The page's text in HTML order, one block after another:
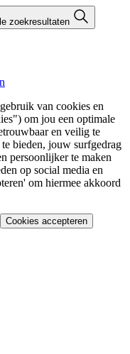
zoekresultaten
van cookies en
om jou een optimale
en veilig te
bieden, jouw surfgedrag
persoonlijker te maken
op social media en
om hiermee akkoord
Cookies accepteren